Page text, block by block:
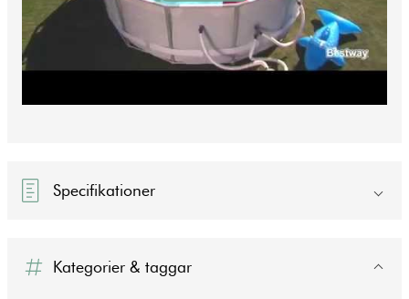
Specifikationer
Kategorier & taggar